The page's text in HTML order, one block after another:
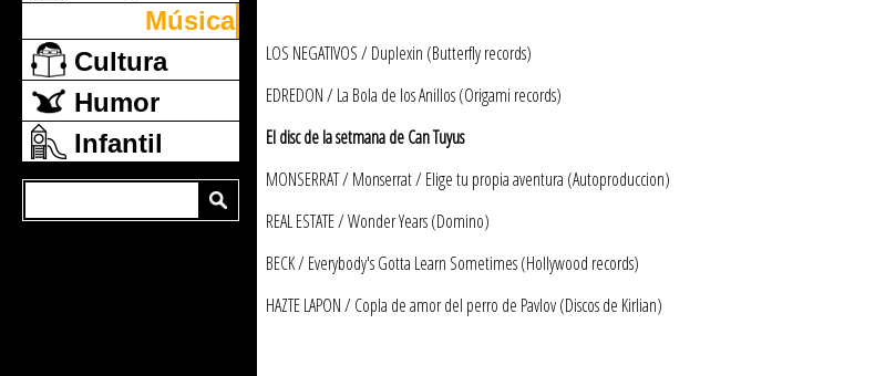
Música
Cultura
Humor
Infantil
LOS NEGATIVOS / Duplexin (Butterfly records)
EDREDON / La Bola de los Anillos (Origami records)
El disc de la setmana de Can Tuyus
MONSERRAT / Monserrat / Elige tu propia aventura (Autoproduccion)
REAL ESTATE / Wonder Years (Domino)
BECK / Everybody's Gotta Learn Sometimes (Hollywood records)
HAZTE LAPON / Copla de amor del perro de Pavlov (Discos de Kirlian)